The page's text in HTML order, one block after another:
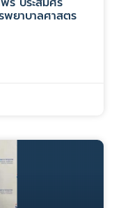
ยาบาลศาสตร